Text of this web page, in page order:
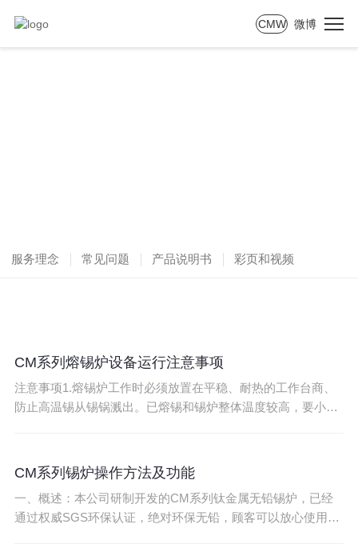
CMW 微博
服务理念 常见问题 产品说明书 彩页和视频
CM系列熔锡炉设备运行注意事项
注意事项1.熔锡炉工作时必须放置在平稳、耐热的工作台商、
防止高温锡从锡锅溅出。已熔锡和锡炉整体温度较高，要小心
3.无铅熔锡炉工作时必须与有铅锡炉分开放置（包括一切含铅
的物品），防止铅污染，使无铅锡变有铅锡，导致
CM系列锡炉操作方法及功能
一、概述：本公司研制开发的CM系列钛金属无铅锡炉，已经
通过权威SGS环保认证，绝对环保无铅，顾客可以放心使用，